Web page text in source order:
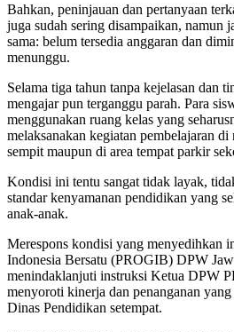
Bahkan, peninjauan dan pertanyaan
juga sudah sering disampaikan, namun
sama: belum tersedia anggaran dan
menunggu.
Selama tiga tahun tanpa kejelasan dan
mengajar pun terganggu parah. Para
menggunakan ruang kelas yang
melaksanakan kegiatan pembelajaran
sempit maupun di area tempat parkir
Kondisi ini tentu sangat tidak layak,
standar kenyamanan pendidikan yang
anak-anak.
Merespons kondisi yang menyedihkan
Indonesia Bersatu (PROGIB) DPW
menindaklanjuti instruksi Ketua DPW
menyoroti kinerja dan penanganan
Dinas Pendidikan setempat.